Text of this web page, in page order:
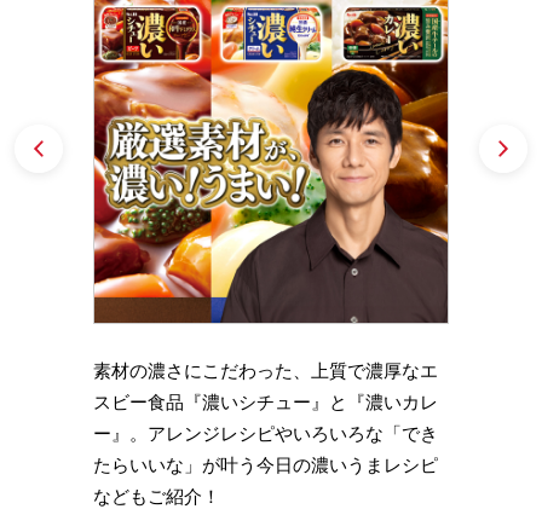
素材の濃さにこだわった、上質で濃厚なエ
スビー食品『濃いシチュー』と『濃いカレ
ー』。アレンジレシピやいろいろな「でき
たらいいな」が叶う今日の濃いうまレシピ
などもご紹介！
Prev